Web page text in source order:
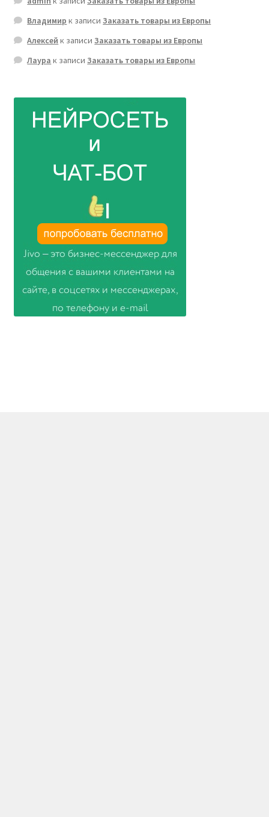
Владимир к записиЗаказать товары из Европы
Алексей к записиЗаказать товары из Европы
Лаура к записиЗаказать товары из Европы